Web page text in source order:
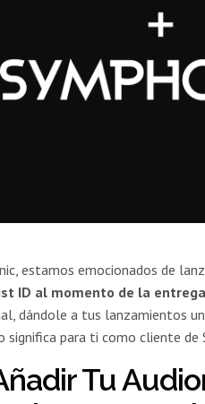
estamos emocionados de
ID al momento de la
dándole a tus lanzamientos
para ti como cliente de
Tu